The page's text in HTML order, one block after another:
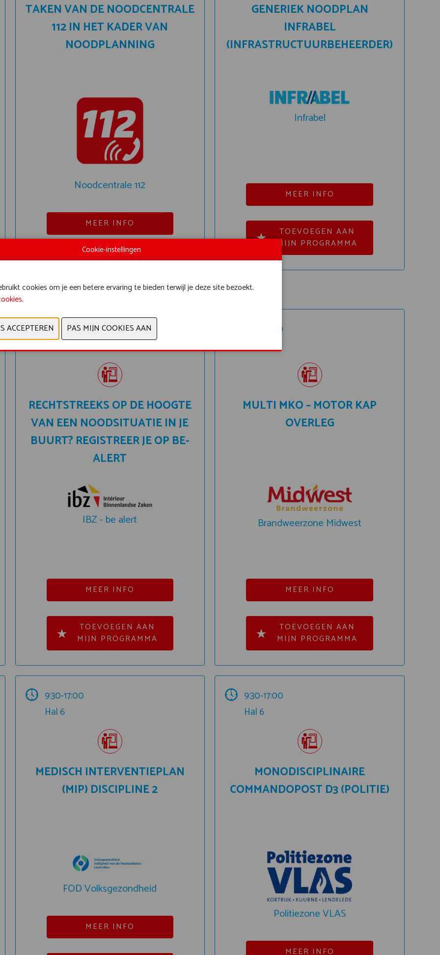
TAKEN VAN DE NOODCENTRALE
112 IN HET KADER VAN
NOODPLANNING
Noodcentrale 112
MEER INFO
TOEVOEGEN AAN
GENERIEK NOODPLAN
INFRABEL
(INFRASTRUCTUURBEHEERDER)
Infrabel
MEER INFO
TOEVOEGEN AAN
MIJN PROGRAMMA
9:30-17:00
RECHTSTREEKS OP DE HOOGTE
VAN EEN NOODSITUATIE IN JE
BUURT? REGISTREER JE OP BE-
ALERT
IBZ - be alert
MEER INFO
TOEVOEGEN AAN
MIJN PROGRAMMA
9:30-17:00
MULTI MKO – MOTOR KAP
OVERLEG
Brandweerzone Midwest
MEER INFO
TOEVOEGEN AAN
MIJN PROGRAMMA
9:30-17:00
Hal 6
MEDISCH INTERVENTIEPLAN
(MIP) DISCIPLINE 2
FOD Volksgezondheid
MEER INFO
9:30-17:00
Hal 6
MONODISCIPLINAIRE
COMMANDOPOST D3 (POLITIE)
Politiezone VLAS
MEER INFO
Cookie-instellingen
cookies om je een betere ervaring te bieden terwijl je deze site bezoekt.
.